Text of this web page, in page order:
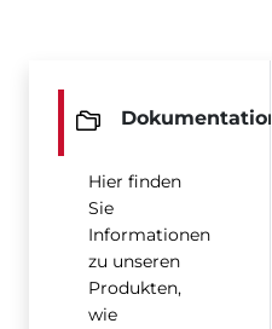
Dokumentation
Hier finden
Sie
Informationen
zu unseren
Produkten,
wie